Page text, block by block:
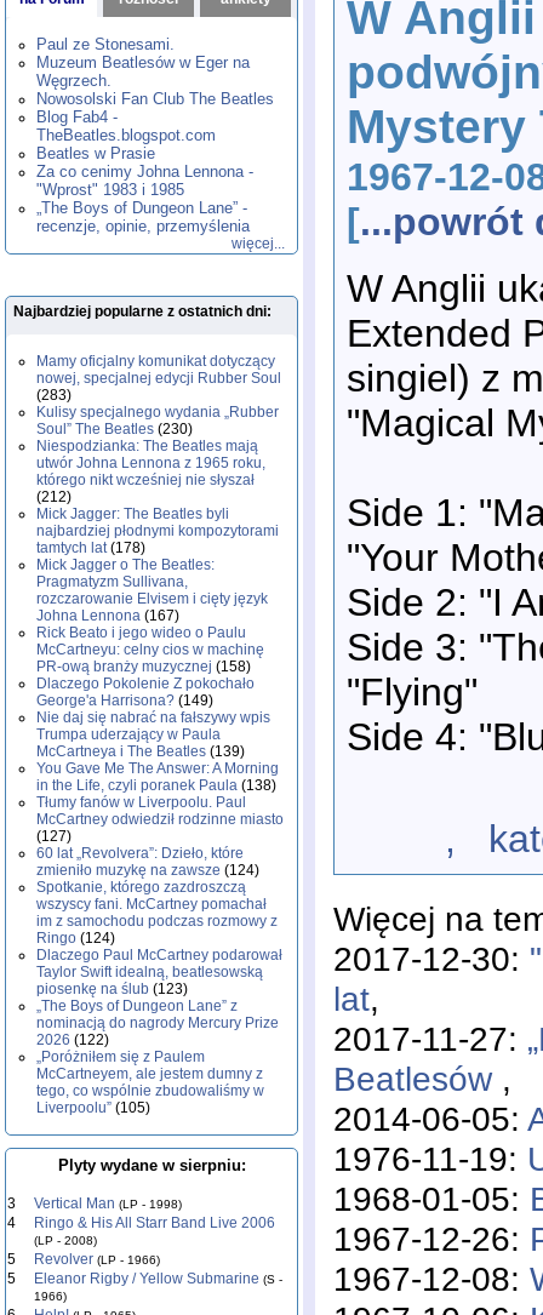
,1982,1983 ,1984,
1985, 1986,1987,1988
1990,1991 ,1992,1993 ,1994,
1995,1996, 1999
2000,2001,2002 ,2003,2004,
2005,2006, 2007
2010,2011,2012,2013,2014
2015,2016, 2017,
2020,2021,2022,2023,2024 ,
2025,2026
Paul ze Stonesami.
Muzeum Beatlesów w Eger na
Węgrzech.
Nowosolski Fan Club The Beatles
Blog Fab4 -
TheBeatles.blogspot.com
Beatles w Prasie
Za co cenimy Johna Lennona -
"Wprost" 1983 i 1985
„The Boys of Dungeon Lane” -
recenzje, opinie, przemyślenia
więcej...
Najbardziej popularne z ostatnich dni:
Mamy oficjalny komunikat dotyczący
nowej, specjalnej edycji Rubber Soul
(283)
Kulisy specjalnego wydania „Rubber
Soul” The Beatles (230)
Niespodzianka: The Beatles mają
utwór Johna Lennona z 1965 roku,
którego nikt wcześniej nie słyszał
(212)
Mick Jagger: The Beatles byli
najbardziej płodnymi kompozytorami
tamtych lat(178)
Mick Jagger o The Beatles:
Pragmatyzm Sullivana,
rozczarowanie Elvisem i cięty język
Johna Lennona (167)
Rick Beato i jego wideo o Paulu
McCartneyu: celny cios w machinę
PR-ową branży muzycznej (158)
Dlaczego Pokolenie Z pokochało
George'a Harrisona? (149)
Nie daj się nabrać na fałszywy wpis
Trumpa uderzający w Paula
McCartneya i The Beatles (139)
You Gave Me The Answer: A Morning
in the Life, czyli poranek Paula (138)
Tłumy fanów w Liverpoolu. Paul
McCartney odwiedził rodzinne miasto
(127)
60 lat „Revolvera”: Dzieło, które
zmieniło muzykę na zawsze (124)
Spotkanie, którego zazdroszczą
wszyscy fani. McCartney pomachał
im z samochodu podczas rozmowy z
Ringo (124)
Dlaczego Paul McCartney podarował
Taylor Swift idealną, beatlesowską
piosenkę na ślub (123)
„The Boys of Dungeon Lane” z
nominacją do nagrody Mercury Prize
2026 (122)
„Poróżniłem się z Paulem
McCartneyem, ale jestem dumny z
tego, co wspólnie zbudowaliśmy w
Liverpoolu” (105)
Plyty wydane w sierpniu:
3 Vertical Man (LP - 1998)
4 Ringo & His All Starr Band Live 2006
(LP - 2008)
5 Revolver (LP - 1966)
5 Eleanor Rigby / Yellow Submarine (S -
1966)
W
Mystery
1967-12-
[...powrót
W Anglii
Extended
singiel) z
"Magical
Side 1:
"Your
Side 2: "I
Side 3:
"Flying"
Side 4:
,
Więcej na
2017-12-30:
lat,
2017-11-27:
Beatlesów ,
2014-06-05:
1976-11-19:
1968-01-05:
1967-12-26:
1967-12-08: